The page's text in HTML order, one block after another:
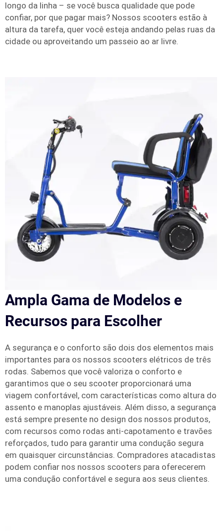
longo da linha – se você busca qualidade que pode
confiar, por que pagar mais? Nossos scooters estão à
altura da tarefa, quer você esteja andando pelas ruas da
cidade ou aproveitando um passeio ao ar livre.
Ampla Gama de Modelos e
Recursos para Escolher
A segurança e o conforto são dois dos elementos mais
importantes para os nossos scooters elétricos de três
rodas. Sabemos que você valoriza o conforto e
garantimos que o seu scooter proporcionará uma
viagem confortável, com características como altura do
assento e manoplas ajustáveis. Além disso, a segurança
está sempre presente no design dos nossos produtos,
com recursos como rodas anti-capotamento e travões
reforçados, tudo para garantir uma condução segura
em quaisquer circunstâncias. Compradores atacadistas
podem confiar nos nossos scooters para oferecerem
uma condução confortável e segura aos seus clientes.